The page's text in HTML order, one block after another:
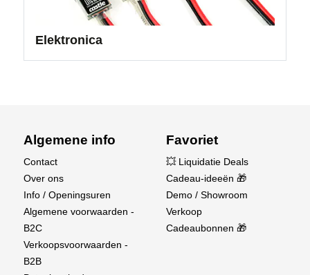
Elektronica
Algemene info
Contact
Over ons
Info / Openingsuren
Algemene voorwaarden -
B2C
Verkoopsvoorwaarden -
B2B
Favoriet
💥 Liquidatie Deals
Cadeau-ideeën 🎁
Demo / Showroom
Verkoop
Cadeaubonnen 🎁